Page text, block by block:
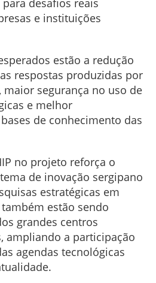
desafios reais
e instituições
estão a redução
respostas produzidas por
segurança no uso de
e melhor
de conhecimento das
no projeto reforça o
de inovação sergipano
estratégicas em
estão sendo
grandes centros
ampliando a participação
agendas tecnológicas